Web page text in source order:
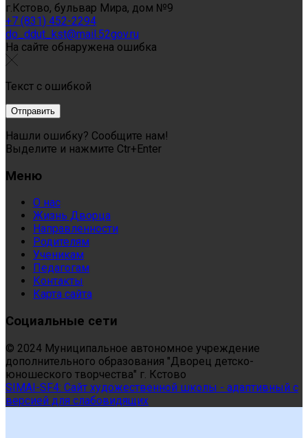
г.Кстово, бульвар Мира, дом №9
+7 (831) 452-2294
do_ddut_kst@mail.52gov.ru
На сайте обнаружена ошибка
Текст с ошибкой
Нашли ошибку? Сообщите нам!
Выделите и нажмите Ctr+Enter
Меню
О нас
Жизнь Дворца
Направленности
Родителям
Ученикам
Педагогам
Контакты
Карта сайта
Социальные сети
© 2024 Муниципальное автономное учреждение
дополнительного образования "Дворец детско-
юношеского творчества" г. Кстово
SIMAI-SF4: Сайт художественной школы - адаптивный с
версией для слабовидящих